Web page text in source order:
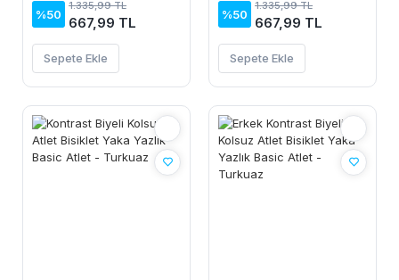
Beyaz/Vizon
%50
1.335,99 TL
667,99 TL
Sepete Ekle
Pantolon - Beyaz/Vizon
%50
1.335,99 TL
667,99 TL
Sepete Ekle